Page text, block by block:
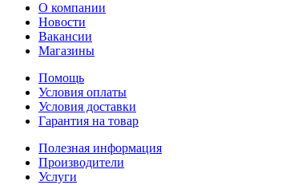
О компании
Новости
Вакансии
Магазины
Помощь
Условия оплаты
Условия доставки
Гарантия на товар
Полезная информация
Производители
Услуги